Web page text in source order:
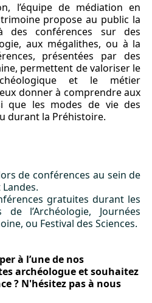
l’équipe de médiation en
propose au public la
des conférences sur des
aux mégalithes, ou à la
présentées par des
permettent de valoriser le
et le métier
donner à comprendre aux
que les modes de vie des
durant la Préhistoire.
de conférences au sein de
gratuites durant les
de l’Archéologie, Journées
ou Festival des Sciences.
à l’une de nos
archéologue et souhaitez
? N'hésitez pas à nous